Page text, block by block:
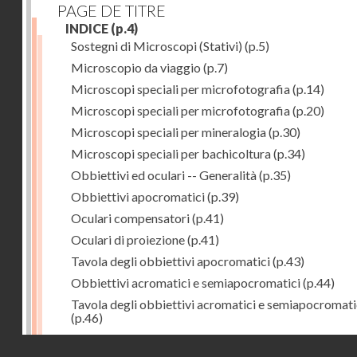
PAGE DE TITRE
INDICE (p.4)
Sostegni di Microscopi (Stativi) (p.5)
Microscopio da viaggio (p.7)
Microscopi speciali per microfotografia(p.14)
Microscopi speciali per microfotografia(p.20)
Microscopi speciali per mineralogia(p.30)
Microscopi speciali per bachicoltura(p.34)
Obbiettivi ed oculari -- Generalità(p.35)
Obbiettivi apocromatici(p.39)
Oculari compensatori(p.41)
Oculari di proiezione(p.41)
Tavola degli obbiettivi apocromatici(p.43)
Obbiettivi acromatici e semiapocromatici(p.44)
Tavola degli obbiettivi acromatici e
(p.46)
Oculari Huyghens(p.47)